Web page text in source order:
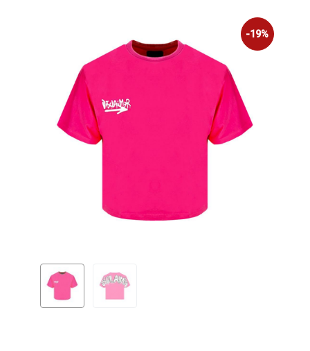
-19%